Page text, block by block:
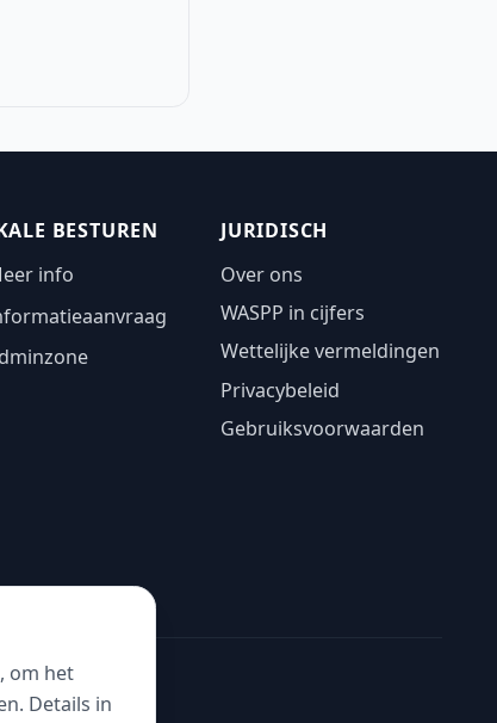
BESTUREN
info
JURIDISCH
Over ons
WASPP in cijfers
Wettelijke vermeldingen
Privacybeleid
Gebruiksvoorwaarden
om het
Details in